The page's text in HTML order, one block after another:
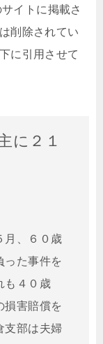
イトに掲載さ
削除されてい
に引用させて
に２１
月、６０歳
った事件を
も４０歳
損害賠償を
支部は夫婦